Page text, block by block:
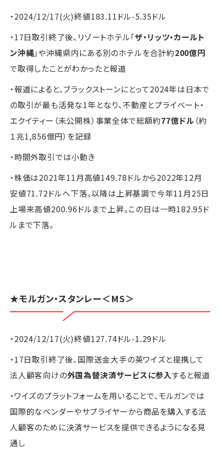
・2024/12/17(火)終値183.11ドル-5.35ドル
・17日取引終了後、リゾートホテル「ザ・リッツ・カールト
ン沖縄」や沖縄県内にある別のホテルを合計約200億円
で取得したことがわかったと報道
・報道によると、ブラックストーンにとって2024年は日本で
の取引が最も活発な1年となり、不動産とプライベート・
エクイティー（未公開株）事業全体で総額約77億ドル （約
１兆1,856億円）を記録
・時間外取引では小動き
・株価は2021年11月高値149.78ドルから2022年12月
安値71.72ドルへ下落。以降は上昇基調で今年11月25日
上場来高値200.96ドルまで上昇。この日は一時182.95ド
ルまで下落。
★モルガン・スタンレー＜MS＞
・2024/12/17(火)終値127.74ドル-1.29ドル
・17日取引終了後、国際送金大手の英ワイズと提携して
法人顧客向けの外国為替決済サービスに参入すると報道
・ワイズのプラットフォームを用いることで、モルガンでは
国際的なベンダーやサプライヤーから商品を購入する法
人顧客のために決済サービスを提供できるようになる見
通し